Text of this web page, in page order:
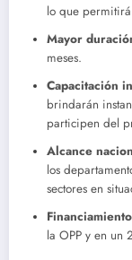
lo que
Mayor
meses.
Capacitación
brindarán
participen del
Alcance
los
sectores en
Financiamiento
la OPP y en un